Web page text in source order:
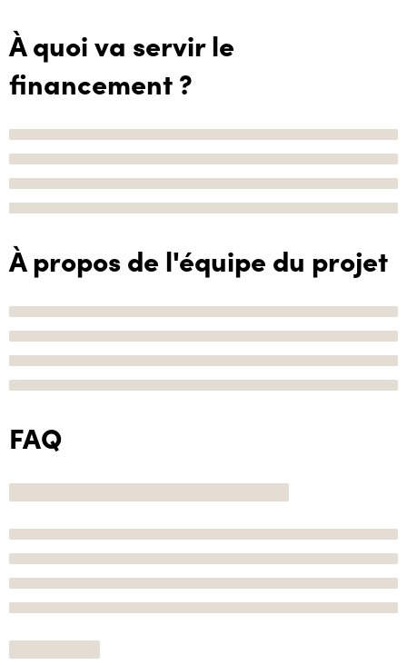
À quoi va servir le
financement ?
À propos de l'équipe du projet
FAQ